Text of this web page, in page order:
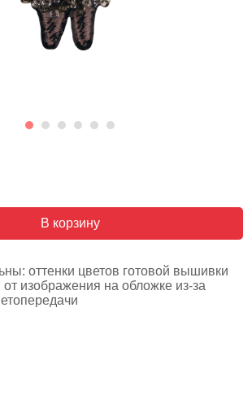
В корзину
оттенки цветов готовой вышивки
от изображения на обложке из-за